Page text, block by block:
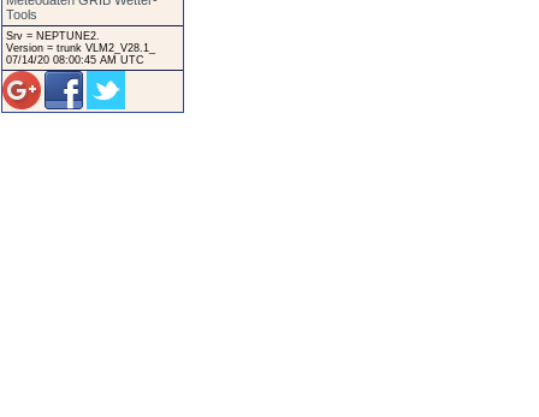
Tools
Srv = NEPTUNE2.
Version = trunk VLM2_V28.1_
07/14/20 08:00:45 AM UTC